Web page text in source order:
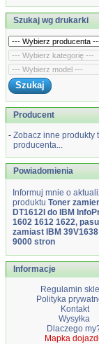
Szukaj wg drukarki
Producent
- Zobacz inne produkty
producenta...
Powiadomienia
Informuj mnie o
produktu Toner
DT1612I do IBM
1602 1612 1622,
zamiast IBM
9000 stron
Informacje
Regulamin
Polityka
Kontakt
Wysyłka
Dlaczego
Mapka